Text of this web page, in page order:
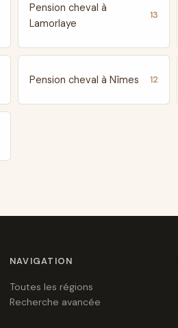
Pension cheval à
Lamorlaye
13
Pension cheval à Nîmes 12
NAVIGATION
Toutes les régions
Recherche avancée